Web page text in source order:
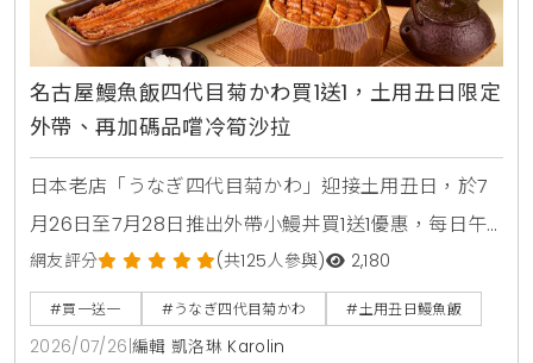
名古屋鰻魚飯四代目菊かわ買1送1，土用丑日限定
外帶、再加碼品嚐冷筍沙拉
日本老店「うなぎ四代目菊かわ」迎接土用丑日，於7
月26日至7月28日推出外帶小鰻丼買1送1優惠，每日午
晚餐各限量15組。即日起至8月31日同步開賣「夏鰻雙
饗宴」特價2450元與全新單品冷筍沙拉，提供最道地
的日本夏日食補饗宴。
網友評分 (共125人參與) 2,180
#買一送一 #うなぎ四代目菊かわ #土用丑日鰻魚飯
2026/07/26 編輯 凱洛琳 Karolin